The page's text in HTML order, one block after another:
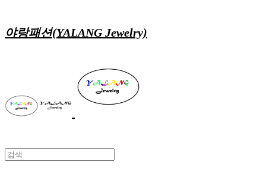
야랑패션(YALANG Jewelry)